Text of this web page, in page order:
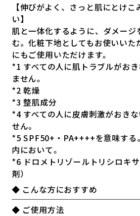
【伸びがよく、さっと肌にとけこ
い】
肌と一体化するように、ダメージ
む。化粧下地としてもお使いいた
にもご使用いただけます。
*1 すべての人に肌トラブルがお
ません。
*2 乾燥
*3 整肌成分
*4 すべての人に皮膚刺激がおき
せん。
*5 SPF50+・PA++++を意味する
内において。
*6 ドロメトリゾールトリシロキ
剤）
◆ こんな方におすすめ
◆ ご使用方法